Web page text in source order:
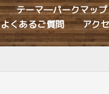
テーマ―パークマップ
よくあるご質問 アク